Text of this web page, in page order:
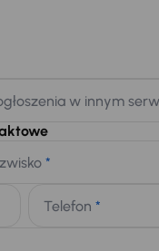
w innym
*
Telefon *